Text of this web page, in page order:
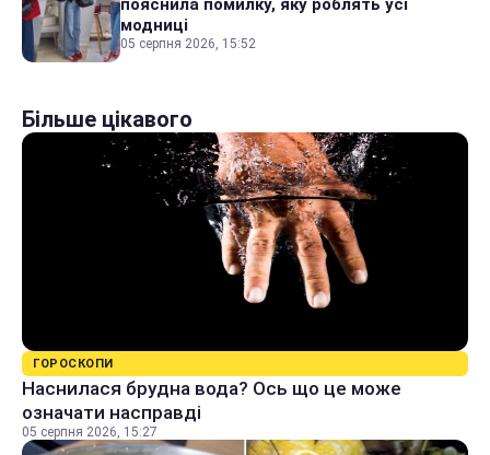
пояснила помилку, яку роблять усі
модниці
05 серпня 2026, 15:52
Більше цікавого
ГОРОСКОПИ
Наснилася брудна вода? Ось що це може
означати насправді
05 серпня 2026, 15:27